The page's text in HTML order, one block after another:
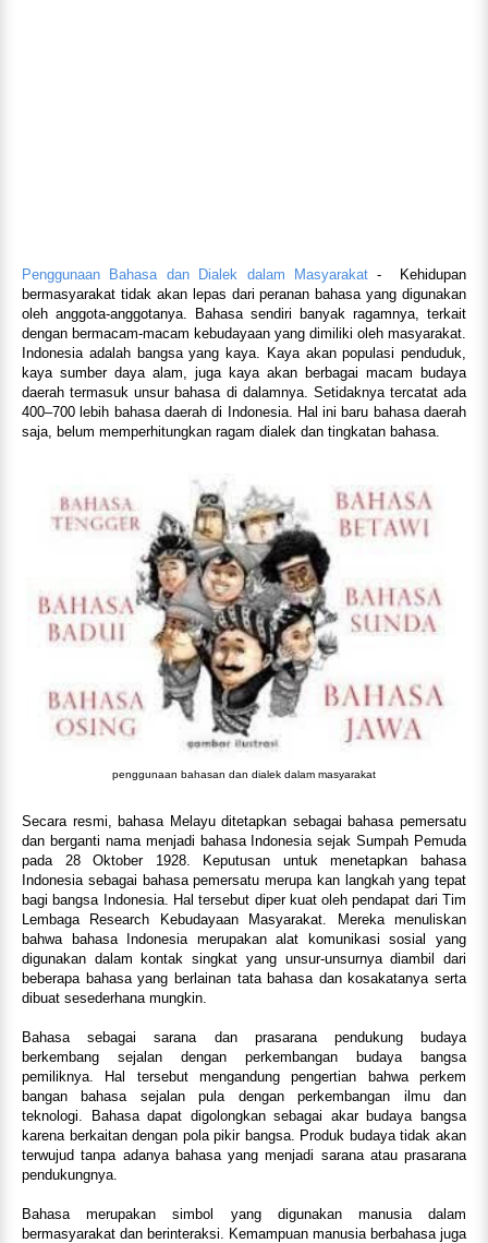
Penggunaan Bahasa dan Dialek dalam Masyarakat- Kehidupan
bermasyarakat tidak akan lepas dari peranan bahasa yang digunakan
oleh anggota-anggotanya. Bahasa sendiri banyak ragamnya, terkait
dengan bermacam-macam kebudayaan yang dimiliki oleh masyarakat.
Indonesia adalah bangsa yang kaya. Kaya akan populasi penduduk,
kaya sumber daya alam, juga kaya akan berbagai macam budaya
daerah termasuk unsur bahasa di dalamnya. Setidaknya tercatat ada
400–700 lebih bahasa daerah di Indonesia. Hal ini baru bahasa daerah
saja, belum memperhitungkan ragam dialek dan tingkatan bahasa.
penggunaan bahasan dan dialek dalam masyarakat
Secara resmi, bahasa Melayu ditetapkan sebagai bahasa pemersatu
dan berganti nama menjadi bahasa Indonesia sejak Sumpah Pemuda
pada 28 Oktober 1928. Keputusan untuk menetapkan bahasa
Indonesia sebagai bahasa pemersatu merupa kan langkah yang tepat
bagi bangsa Indonesia. Hal tersebut diper kuat oleh pendapat dari Tim
Lembaga Research Kebudayaan Masyarakat. Mereka menuliskan
bahwa bahasa Indonesia merupakan alat komunikasi sosial yang
digunakan dalam kontak singkat yang unsur-unsurnya diambil dari
beberapa bahasa yang berlainan tata bahasa dan kosakatanya serta
dibuat sesederhana mungkin.
Bahasa sebagai sarana dan prasarana pendukung budaya
berkembang sejalan dengan perkembangan budaya bangsa
pemiliknya. Hal tersebut mengandung pengertian bahwa perkem
bangan bahasa sejalan pula dengan perkembangan ilmu dan
teknologi. Bahasa dapat digolongkan sebagai akar budaya bangsa
karena berkaitan dengan pola pikir bangsa. Produk budaya tidak akan
terwujud tanpa adanya bahasa yang menjadi sarana atau prasarana
pendukungnya.
Bahasa merupakan simbol yang digunakan manusia dalam
bermasyarakat dan berinteraksi. Kemampuan manusia berbahasa juga